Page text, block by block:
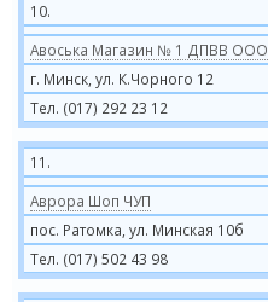
10.
Авоська Магазин № 1 ДПВВ ООО
г. Минск, ул. К.Чорного 12
Тел. (017) 292 23 12
11.
Аврора Шоп ЧУП
пос. Ратомка, ул. Минская 10б
Тел. (017) 502 43 98